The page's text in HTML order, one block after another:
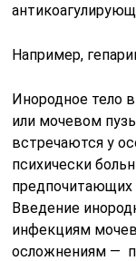
Например,
Инородное тело
или мочевом
встречаются у
психически
Введение
инфекциям
осложнениям —